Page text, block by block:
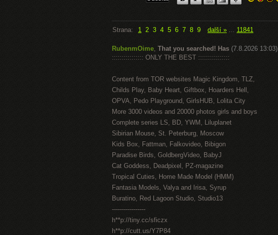
Strana: 1 2 3 4 5 6 7 8 9 další » ... 11841
RubenmOime, That you searched! Has (7.8.2026 13:03)
:::::::::::::::: ONLY THE BEST ::::::::::::::::
Content from TOR websites Magic Kingdom, TLZ,
Childs Play, Baby Heart, Giftbox, Hoarders Hell,
OPVA, Pedo Playground, GirlsHUB, Lolita City
More 3000 videos and 20000 photos girls and boys
Complete series LS, BD, YWM, Liluplanet
Sibirian Mouse, St. Peterburg, Moscow
Kids Box, Fattman, Falkovideo, Bibigon
Paradise Birds, GoldbergVideo, BabyJ
Cat Goddess, Deadpixel, PZ-magazine
Tropical Cuties, Home Made Model (HMM)
Fantasia Models, Valya and Irisa, Syrup
Buratino, Red Lagoon Studio, Studio13
-----------------
h**p://tiny.cc/sficzx
h**p://cutt.us/Y7P84